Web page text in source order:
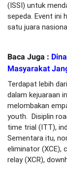
(ISSI) untuk
sepeda. Event ini
satu juara
Baca Juga :
Masyarakat
Terdapat lebih
dalam kejuaraan
melombakan
youth. Disiplin
time trial (ITT),
Sementara itu,
eliminator (XCE),
relay (XCR),